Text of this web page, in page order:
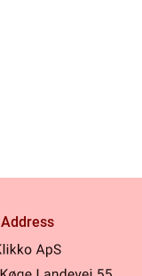
Address